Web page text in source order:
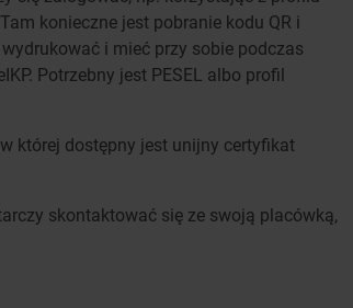
konieczne jest pobranie kodu QR i
i mieć przy sobie podczas
Potrzebny jest PESEL albo profil
której dostępny jest unijny certyfikat
skontaktować się ze swoją placówką,